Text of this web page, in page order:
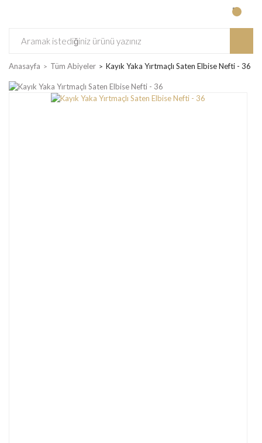
Anasayfa Tüm Abiyeler Kayık Yaka Yırtmaçlı Saten Elbise Nefti - 36